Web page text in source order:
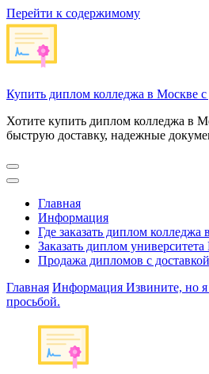
Перейти к содержимому
Купить диплом колледжа в Москве с
Хотите купить диплом колледжа в
быструю доставку, надежные
Главная
Информация
Где заказать диплом колледжа
Заказать диплом
Продажа дипломов с
Главная Информация Извините, но
просьбой.